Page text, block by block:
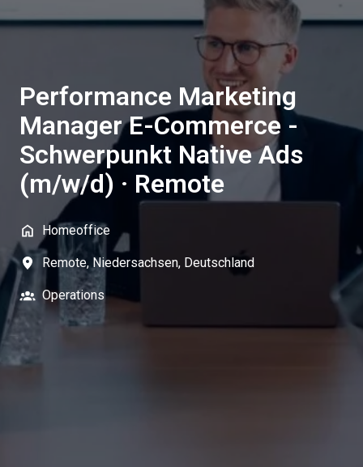
Performance Marketing
Manager E-Commerce -
Schwerpunkt Native Ads
(m/w/d) · Remote
Homeoffice
Remote, Niedersachsen, Deutschland
Operations